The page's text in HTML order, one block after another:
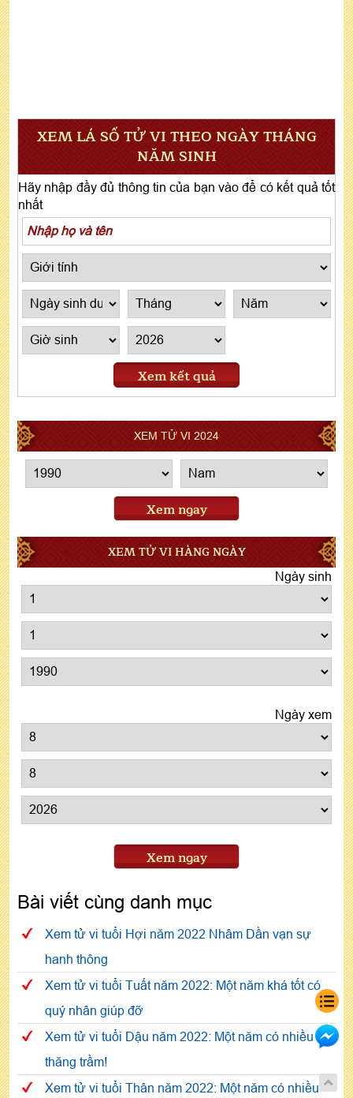
XEM LÁ SỐ TỬ VI THEO NGÀY THÁNG
NĂM SINH
Hãy nhập đầy đủ thông tin của bạn vào để có kết quả tốt
nhất
Xem kết quả
XEM TỬ VI 2024
Xem ngay
XEM TỬ VI HÀNG NGÀY
Ngày sinh
Ngày xem
Xem ngay
Bài viết cùng danh mục
Xem tử vi tuổi Hợi năm 2022 Nhâm Dần vạn sự
hanh thông
Xem tử vi tuổi Tuất năm 2022: Một năm khá tốt có
quý nhân giúp đỡ
Xem tử vi tuổi Dậu năm 2022: Một năm có nhiều
thăng trầm!
Xem tử vi tuổi Thân năm 2022: Một năm có nhiều